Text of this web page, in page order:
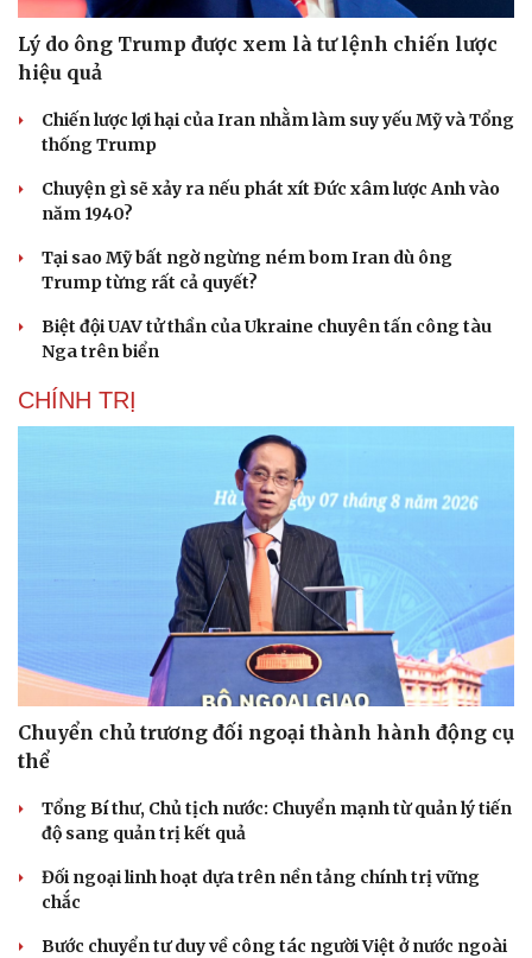
Lý do ông Trump được xem là tư lệnh chiến lược
hiệu quả
Chiến lược lợi hại của Iran nhằm làm suy yếu Mỹ và Tổng
thống Trump
Chuyện gì sẽ xảy ra nếu phát xít Đức xâm lược Anh vào
năm 1940?
Tại sao Mỹ bất ngờ ngừng ném bom Iran dù ông
Trump từng rất cả quyết?
Biệt đội UAV tử thần của Ukraine chuyên tấn công tàu
Nga trên biển
CHÍNH TRỊ
Chuyển chủ trương đối ngoại thành hành động cụ
thể
Tổng Bí thư, Chủ tịch nước: Chuyển mạnh từ quản lý tiến
độ sang quản trị kết quả
Đối ngoại linh hoạt dựa trên nền tảng chính trị vững
chắc
Bước chuyển tư duy về công tác người Việt ở nước ngoài